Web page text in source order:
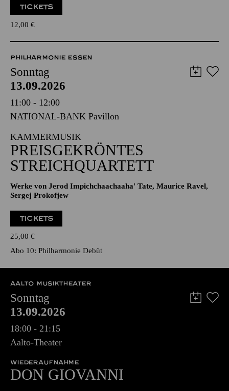
TICKETS
12,00 €
PHILHARMONIE ESSEN
Sonntag
13.09.2026
11:00 - 12:00
NATIONAL-BANK Pavillon
KAMMERMUSIK
PREISGEKRÖNTES
STREICHQUARTETT
Werke von Jerod Impichchaachaaha' Tate, Maurice Ravel,
Sergej Prokofjew
TICKETS
25,00 €
Abo 10: Philharmonie Debüt
AALTO MUSIKTHEATER
Sonntag
13.09.2026
18:00 - 21:15
Aalto-Theater
WIEDERAUFNAHME
DON GIO­VANNI